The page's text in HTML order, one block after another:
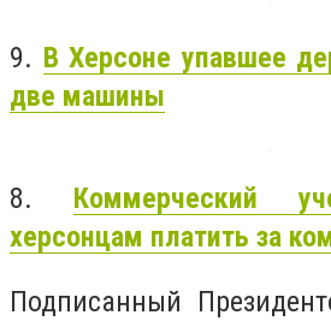
9. В Херсоне упавшее
две машины
8. Коммерческий
херсонцам платить за
Подписанный